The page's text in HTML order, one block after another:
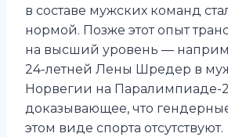
в составе мужских команд
нормой. Позже этот опыт
на высший уровень —
24-летней Лены Шредер в
Норвегии на Паралимпиаде-
доказывающее, что
этом виде спорта отсутствуют.